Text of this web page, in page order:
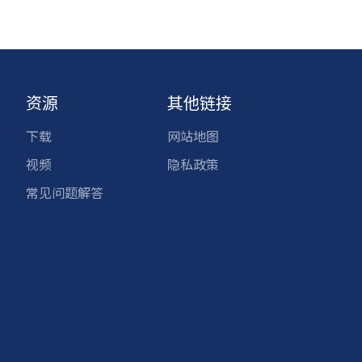
资源
下载
视频
常见问题解答
其他链接
网站地图
隐私政策